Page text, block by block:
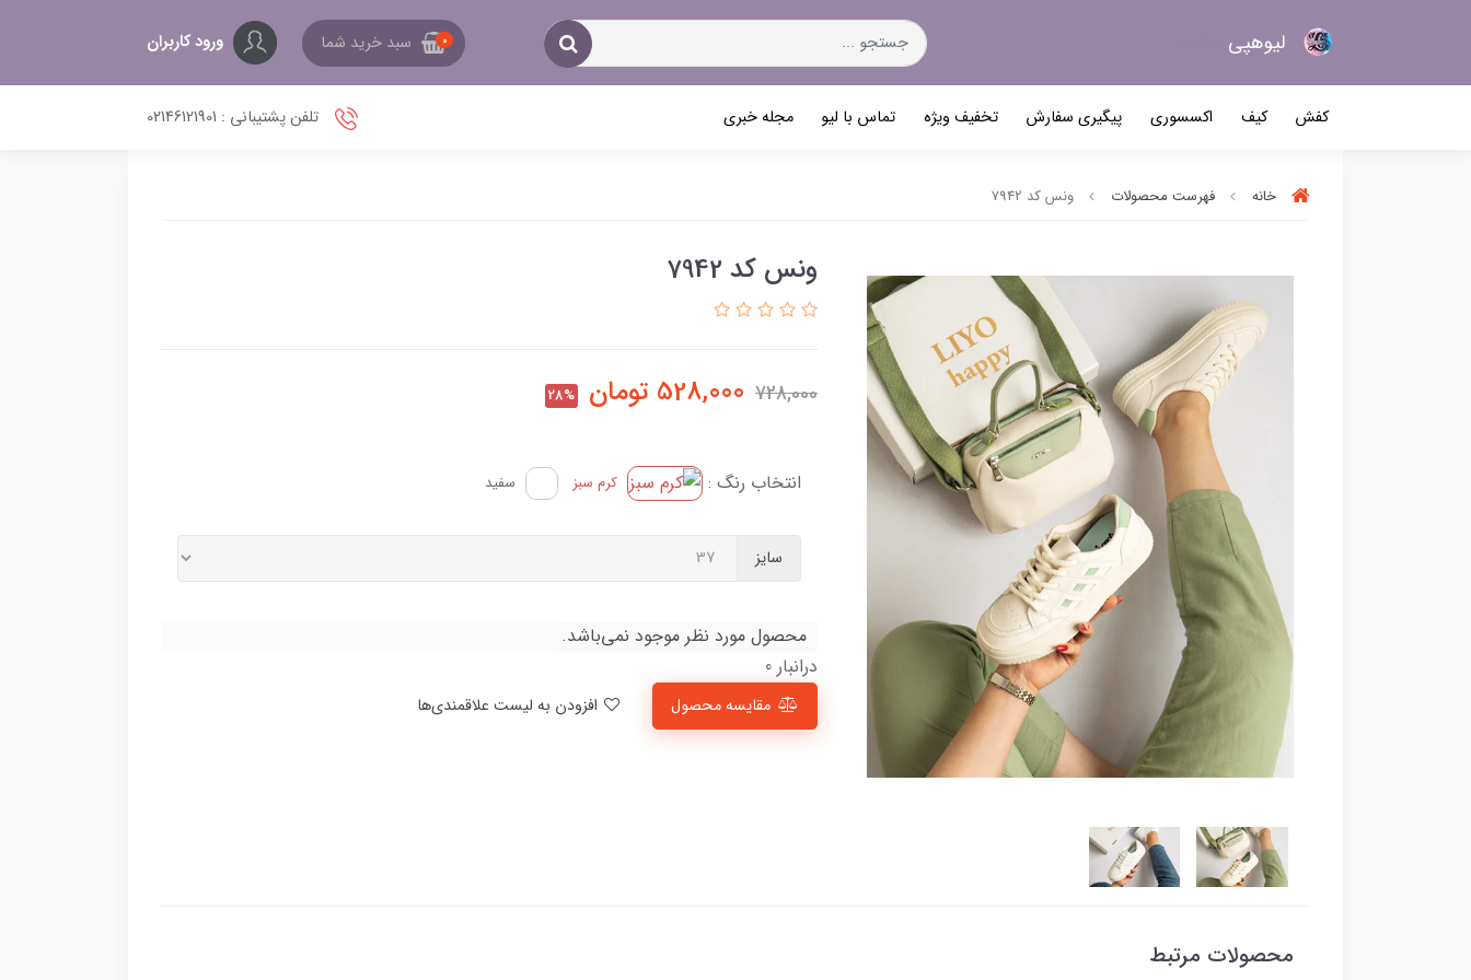
لیو‌هپی 0 سبد خرید شما ورود کاربران
کفش کیف اکسسوری پیگیری سفارش تخفیف ویژه تماس با لیو مجله خبری تلفن پشتیبانی : 02146121901
خانه فهرست محصولات ونس کد 7942
ونس کد 7942
728,000
528,000 تومان 28%
انتخاب رنگ : کرم سبز سفید
سایز
محصول مورد نظر موجود نمی‌باشد.
درانبار 0
مقایسه محصول
محصولات مرتبط